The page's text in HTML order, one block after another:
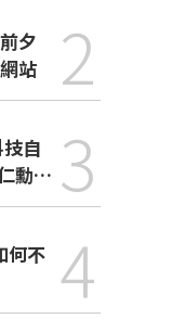
夕
站
2
勳觀 3
4